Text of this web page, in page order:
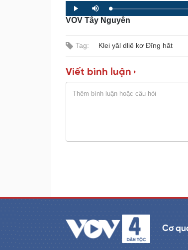
P
l
a
M
u
t
e
L
o
a
d
d
0
%
P
r
g
e
s
0
VOV Tây Nguyên
Tag: Klei yăl dliê kơ Đĭng hăt
Viết bình luận
Cơ